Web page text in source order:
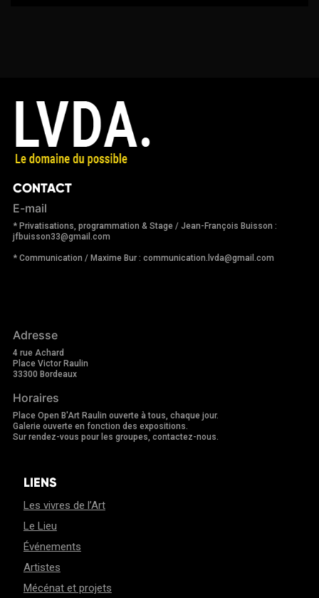
CONTACT
E-mail
* Privatisations, programmation & Stage / Jean-François Buisson :
jfbuisson33@gmail.com
* Communication / Maxime Bur : communication.lvda@gmail.com
Adresse
4 rue Achard
Place Victor Raulin
33300 Bordeaux
Horaires
Place Open B'Art Raulin ouverte à tous, chaque jour.
Galerie ouverte en fonction des expositions.
Sur rendez-vous pour les groupes, contactez-nous.
LIENS
Les vivres de l’Art
Le Lieu
Événements
Artistes
Mécénat et projets